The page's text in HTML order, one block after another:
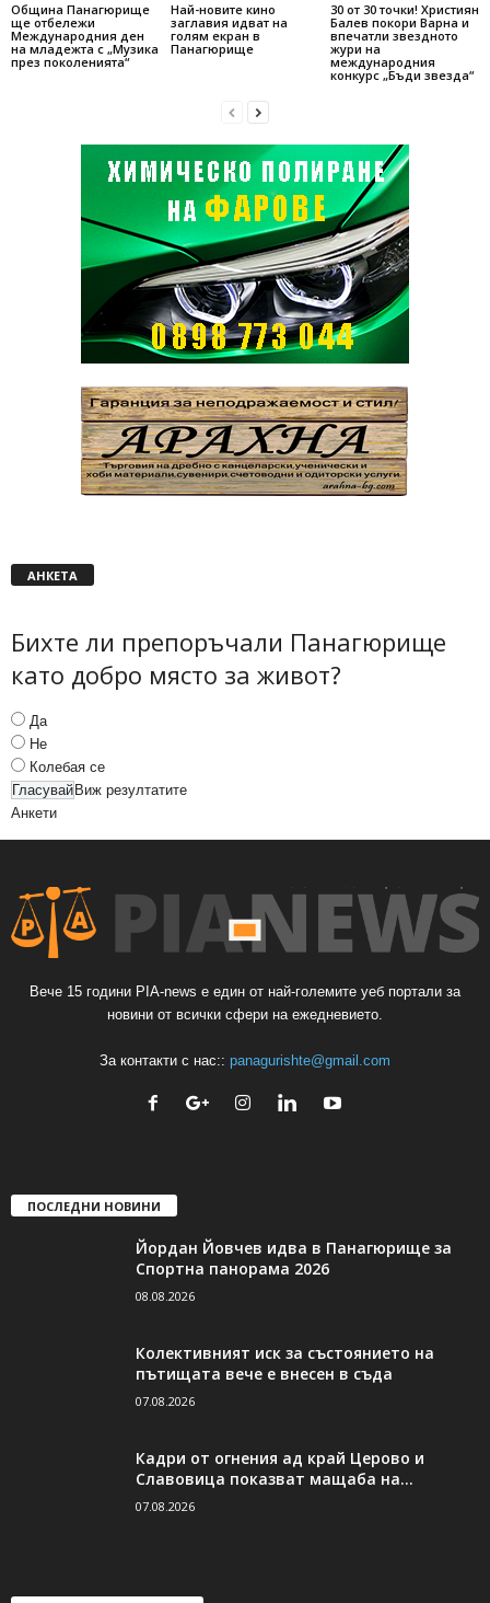
Община Панагюрище
ще отбележи
Международния ден
на младежта с „Музика
през поколенията“
Най-новите кино
заглавия идват на
голям екран в
Панагюрище
30 от 30 точки! Християн
Балев покори Варна и
впечатли звездното
жури на
международния
конкурс „Бъди звезда“
АНКЕТА
Бихте ли препоръчали Панагюрище
като добро място за живот?
Да
Не
Колебая се
Виж резултатите
Анкети
Вече 15 години PIA-news е един от най-големите уеб портали за
новини от всички сфери на ежедневието.
За контакти с нас:: panagurishte@gmail.com
ПОСЛЕДНИ НОВИНИ
Йордан Йовчев идва в Панагюрище за
Спортна панорама 2026
08.08.2026
Колективният иск за състоянието на
пътищата вече е внесен в съда
07.08.2026
Кадри от огнения ад край Церово и
Славовица показват мащаба на...
07.08.2026